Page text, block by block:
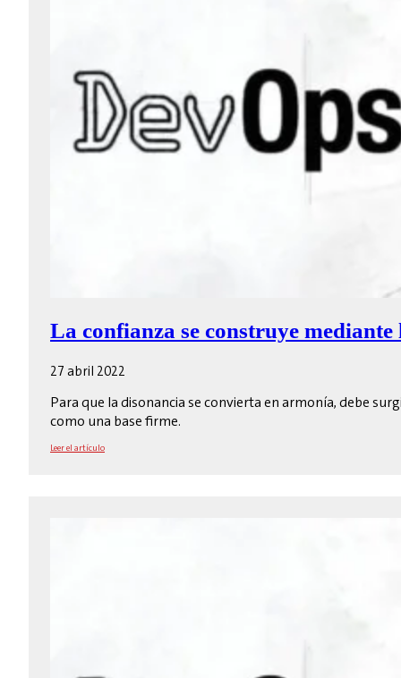
La confianza se construye
27 abril 2022
Para que la disonancia se convierta en armonía, debe
como una base firme.
Leer el artículo